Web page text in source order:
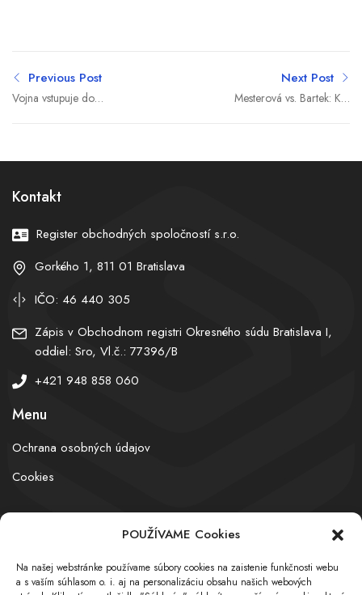
POUŽÍVAME Cookies
Na našej webstránke používame súbory cookies na zaistenie funkčnosti webu
a s vaším súhlasom o. i. aj na personalizáciu obsahu našich webových
Previous Post
Vojna vstupuje do
Next Post
Mesterová vs. Bartek: Kto
Kontakt
Register obchodných spoločností s.r.o.
Gorkého 1, 811 01 Bratislava
IČO: 46 440 305
Zápis v Obchodnom registri Okresného súdu Bratislava I,
oddiel: Sro, Vl.č.: 77396/B
+421 948 858 060
Menu
Ochrana osobných údajov
Cookies